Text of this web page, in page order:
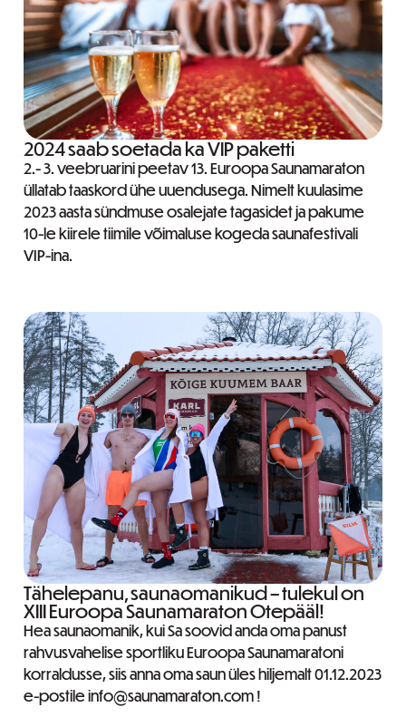
2024 saab soetada ka VIP paketti
2.- 3. veebruarini peetav 13. Euroopa Saunamaraton
üllatab taaskord ühe uuendusega. Nimelt kuulasime
2023 aasta sündmuse osalejate tagasidet ja pakume
10-le kiirele tiimile võimaluse kogeda saunafestivali
VIP-ina.
Tähelepanu, saunaomanikud – tulekul on
XIII Euroopa Saunamaraton Otepääl!
Hea saunaomanik, kui Sa soovid anda oma panust
rahvusvahelise sportliku Euroopa Saunamaratoni
korraldusse, siis anna oma saun üles hiljemalt 01.12.2023
e-postile info@saunamaraton.com !